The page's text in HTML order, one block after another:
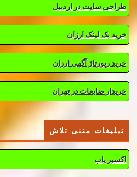
طراحی سایت در اردبیل
خرید بک لینک ارزان
خرید رپورتاژ آگهی ارزان
خریدار ضایعات در تهران
تبلیغات متنی تلاش
اکسیر یاب